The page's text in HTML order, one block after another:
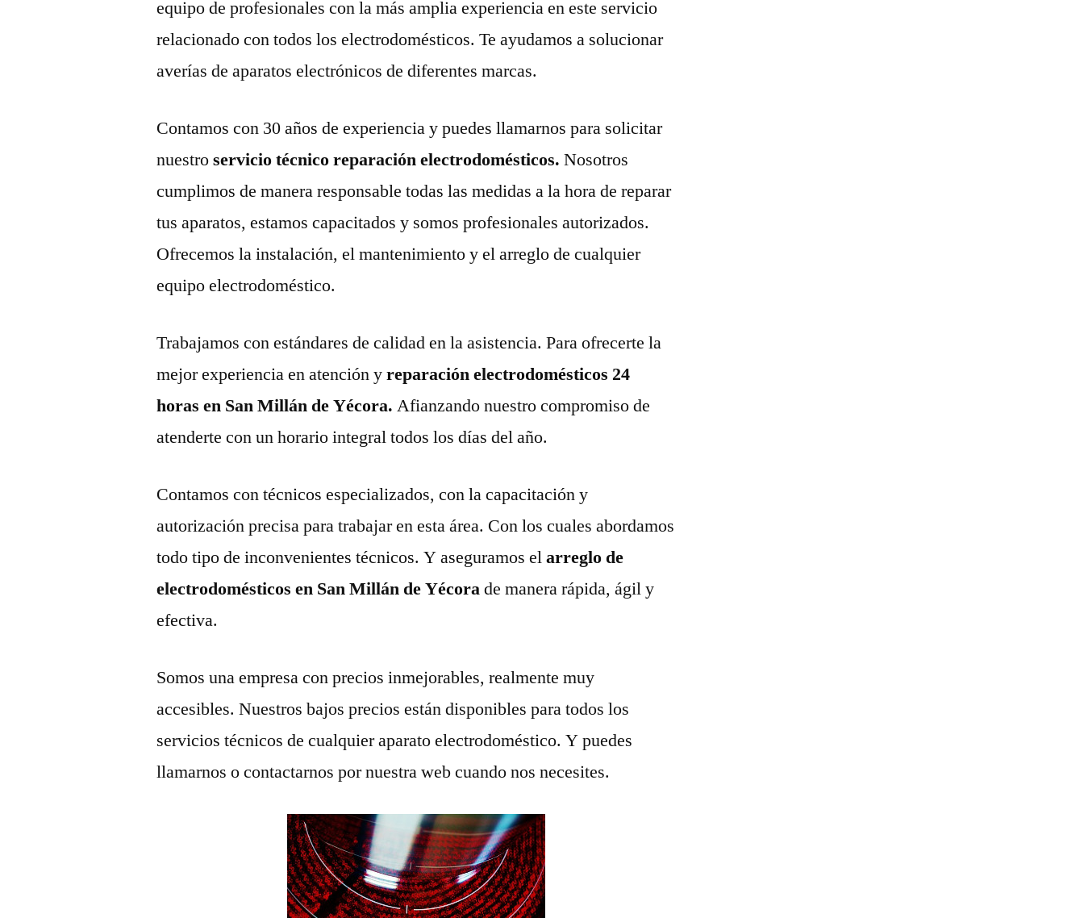
equipo de profesionales con la más amplia experiencia en este servicio
relacionado con todos los electrodomésticos. Te ayudamos a solucionar
averías de aparatos electrónicos de diferentes marcas.
Contamos con 30 años de experiencia y puedes llamarnos para solicitar
nuestroservicio técnico reparación electrodomésticos.Nosotros
cumplimos de manera responsable todas las medidas a la hora de reparar
tus aparatos, estamos capacitados y somos profesionales autorizados.
Ofrecemos la instalación, el mantenimiento y el arreglo de cualquier
equipo electrodoméstico.
Trabajamos con estándares de calidad en la asistencia. Para ofrecerte la
mejor experiencia en atención yreparación electrodomésticos 24
horas en San Millán de Yécora.Afianzando nuestro compromiso de
atenderte con un horario integral todos los días del año.
Contamos con técnicos especializados, con la capacitación y
autorización precisa para trabajar en esta área. Con los cuales abordamos
todo tipo de inconvenientes técnicos. Y aseguramos elarreglo de
electrodomésticos en San Millán de Yécorade manera rápida, ágil y
efectiva.
Somos una empresa con precios inmejorables, realmente muy
accesibles. Nuestros bajos precios están disponibles para todos los
servicios técnicos de cualquier aparato electrodoméstico. Y puedes
llamarnos o contactarnos por nuestra web cuando nos necesites.